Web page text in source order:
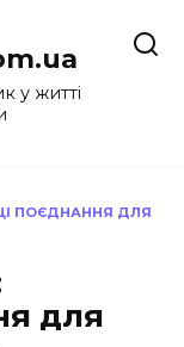
у житті
ПОЄДНАННЯ ДЛЯ
для